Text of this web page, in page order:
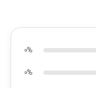
0%
0%